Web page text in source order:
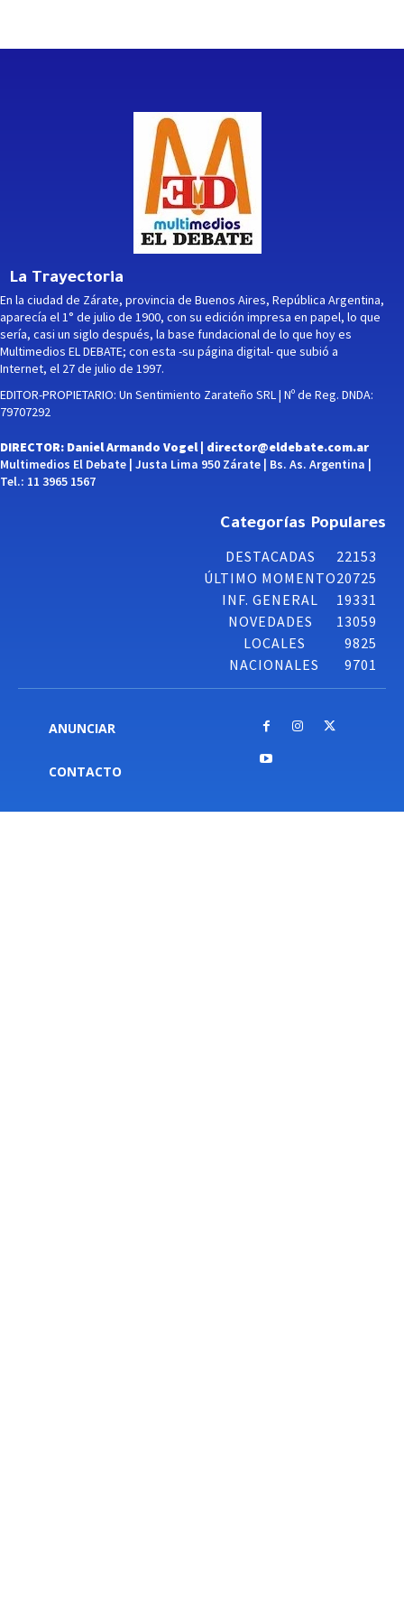
La Trayectoria
En la ciudad de Zárate, provincia de Buenos Aires, República Argentina,
aparecía el 1° de julio de 1900, con su edición impresa en papel, lo que
sería, casi un siglo después, la base fundacional de lo que hoy es
Multimedios EL DEBATE; con esta -su página digital- que subió a
Internet, el 27 de julio de 1997.
EDITOR-PROPIETARIO: Un Sentimiento Zarateño SRL | Nº de Reg. DNDA:
79707292
DIRECTOR: Daniel Armando Vogel | director@eldebate.com.ar
Multimedios El Debate | Justa Lima 950 Zárate | Bs. As. Argentina |
Tel.: 11 3965 1567
Categorías Populares
DESTACADAS
22153
ÚLTIMO MOMENTO20725
INF. GENERAL
19331
NOVEDADES
13059
LOCALES
9825
NACIONALES
9701
ANUNCIAR
CONTACTO